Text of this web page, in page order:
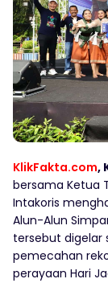
KlikFakta.com,
bersama Ketua
Intakoris
Alun-Alun
tersebut digelar
pemecahan
perayaan Hari